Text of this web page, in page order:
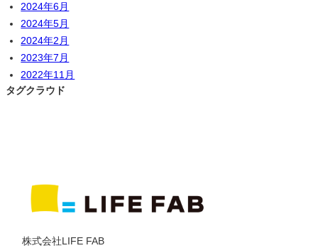
2024年6月
2024年5月
2024年2月
2023年7月
2022年11月
タグクラウド
株式会社LIFE FAB